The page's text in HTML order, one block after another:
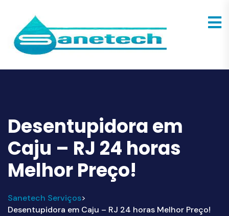
Desentupidora em
Caju – RJ 24 horas
Melhor Preço!
Sanetech Serviços>
Desentupidora em Caju – RJ 24 horas Melhor Preço!